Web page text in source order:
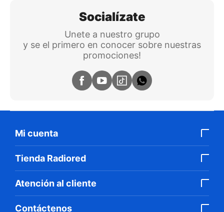
Socialízate
Unete a nuestro grupo
y se el primero en conocer sobre nuestras
promociones!
Mi cuenta
Tienda Radiored
Atención al cliente
Contáctenos